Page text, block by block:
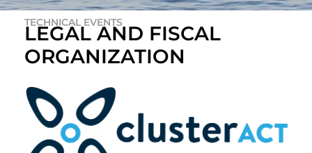
TECHNICAL EVENTS
LEGAL AND FISCAL
ORGANIZATION